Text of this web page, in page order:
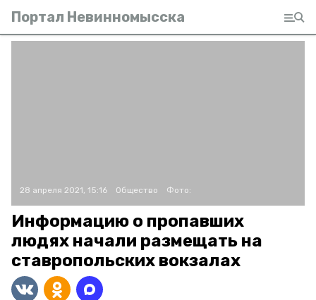
Портал Невинномысска
28 апреля 2021, 15:16 Общество Фото:
Информацию о пропавших
людях начали размещать на
ставропольских вокзалах